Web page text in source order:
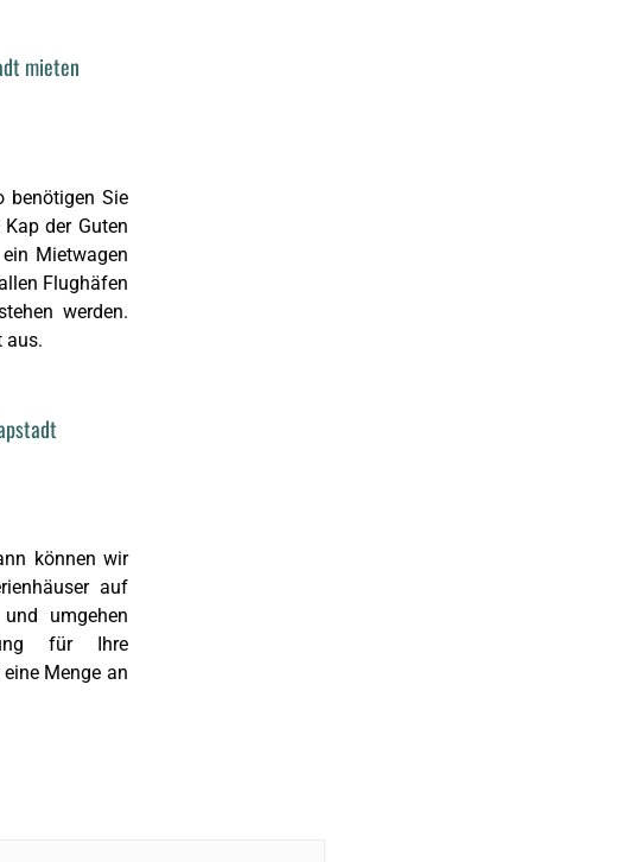
mieten
benötigen Sie
der Guten
Mietwagen
Flughäfen
werden.
aus.
können wir
auf
umgehen
für Ihre
Menge an